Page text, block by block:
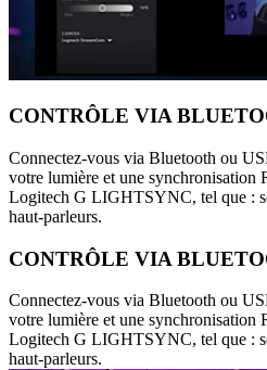
CONTRÔLE VIA
Connectez-vous via Bluetooth ou
votre lumière et une synchronisation
Logitech G LIGHTSYNC, tel que :
haut-parleurs.
CONTRÔLE VIA
Connectez-vous via Bluetooth ou
votre lumière et une synchronisation
Logitech G LIGHTSYNC, tel que :
haut-parleurs.